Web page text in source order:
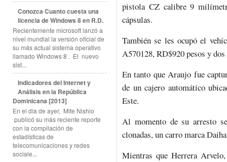
Conozca Cuanto cuesta una
licencia de Windows 8 en R.D.
Recientemente microsoft lanzó a
nivel mundial la versión oficial de
su más actual sistema operativo
llamado Windows 8 . El nuevo
sist...
Indicadores del Internet y
Análisis en la República
Dominicana [2013]
En el día de ayer, Mite Nishio
publicó su más reciente reporte
con la compilación de
estadísticas de
telecomunicaciones y redes
sociale...
pistola CZ calibre 9
cápsulas.
También se les ocupó el
A570128, RD$920 pesos y
En tanto que Araujo fue
de un cajero automático
Este.
Al momento de su arresto
clonadas, un carro marca
Mientras que Herrera